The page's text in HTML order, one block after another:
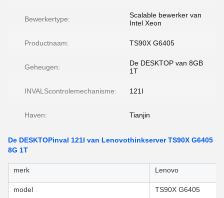
Bewerkertype:
Scalable bewerker van
Intel Xeon
Productnaam: TS90X G6405
Geheugen:
De DESKTOP van 8GB
1T
INVALScontrolemechanisme: 121I
Haven: Tianjin
De DESKTOPinval 121I van Lenovothinkserver TS90X G6405
8G 1T
merk Lenovo
model TS90X G6405